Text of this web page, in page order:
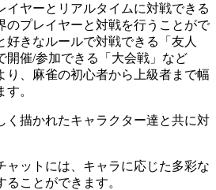
イヤーとリアルタイムに対戦できる
のプレイヤーと対戦を行うことがで
好きなルールで対戦できる「友人
開催/参加できる「大会戦」など
り、麻雀の初心者から上級者まで幅
。
く描かれたキャラクター達と共に対
ャットには、キャラに応じた多彩な
ことができます。